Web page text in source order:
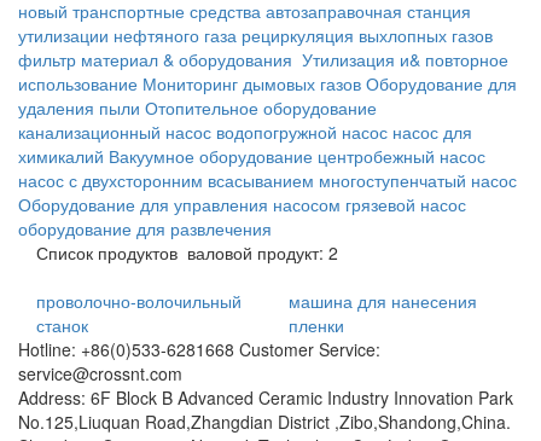
новый транспортные средства автозаправочная станция
утилизации нефтяного газа рециркуляция выхлопных газов
фильтр материал & оборудования Утилизация и& повторное
использование Мониторинг дымовых газов Оборудование для
удаления пыли Отопительное оборудование
канализационный насос водопогружной насос насос для
химикалий Вакуумное оборудование центробежный насос
насос с двухсторонним всасыванием многоступенчатый насос
Оборудование для управления насосом грязевой насос
оборудование для развлечения
Список продуктов валовой продукт: 2
проволочно-волочильный
станок
машина для нанесения
пленки
Hotline: +86(0)533-6281668 Customer Service:
service@crossnt.com
Address: 6F Block B Advanced Ceramic Industry Innovation Park
No.125,Liuquan Road,Zhangdian District ,Zibo,Shandong,China.